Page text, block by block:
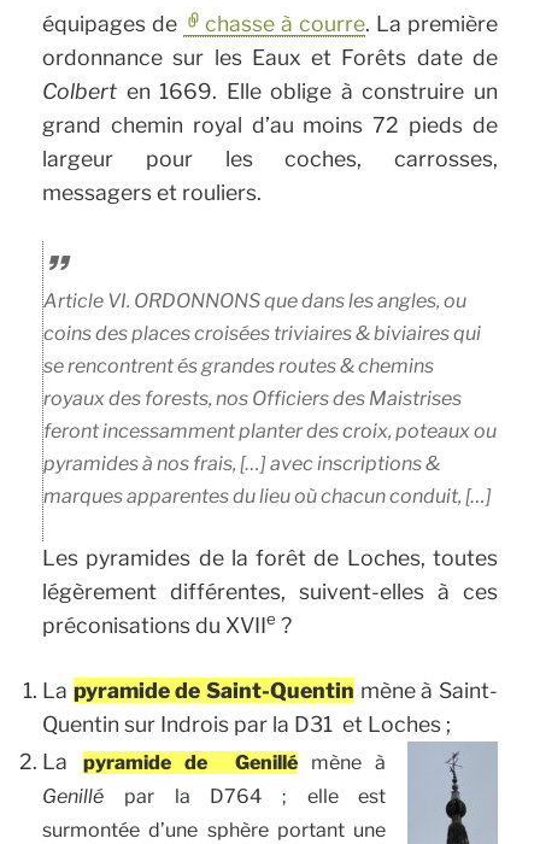
équipages de
chasse à courre. La première
ordonnance sur les Eaux et Forêts date de
Colbert en 1669. Elle oblige à construire un
grand chemin royal d’au moins 72 pieds de
largeur pour les coches, carrosses,
messagers et rouliers.
Article VI. ORDONNONS que dans les angles, ou
coins des places croisées triviaires & biviaires qui
se rencontrent és grandes routes & chemins
royaux des forests, nos Officiers des Maistrises
feront incessamment planter des croix, poteaux ou
pyramides à nos frais, […] avec inscriptions &
marques apparentes du lieu où chacun conduit, […]
Les pyramides de la forêt de Loches, toutes
légèrement différentes, suivent-elles à ces
préconisations du XVIIe ?
La pyramide de Saint-Quentin mène à Saint-
Quentin sur Indrois par la D31 et Loches ;
La pyramide de Genillémène à
Genillé par la D764 ; elle est
surmontée d’une sphère portant une